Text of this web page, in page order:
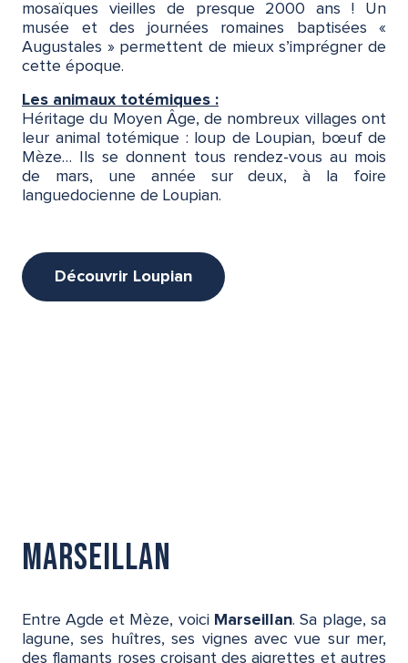
mosaïques vieilles de presque 2000 ans ! Un
musée et des journées romaines baptisées «
Augustales » permettent de mieux s’imprégner de
cette époque.
Les animaux totémiques :
Héritage du Moyen Âge, de nombreux villages ont
leur animal totémique : loup de Loupian, bœuf de
Mèze… Ils se donnent tous rendez-vous au mois
de mars, une année sur deux, à la foire
languedocienne de Loupian.
Découvrir Loupian
Marseillan
Entre Agde et Mèze, voici Marseillan. Sa plage, sa
lagune, ses huîtres, ses vignes avec vue sur mer,
des flamants roses croisant des aigrettes et autres